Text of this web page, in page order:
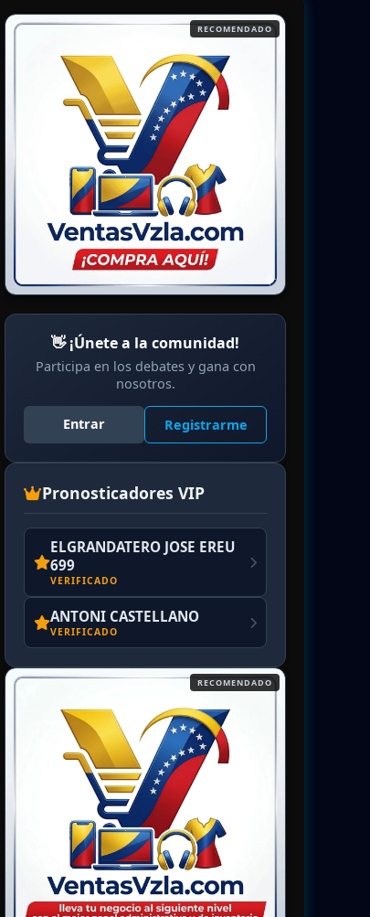
RECOMENDADO
👋 ¡Únete a la comunidad!
Participa en los debates y gana con
nosotros.
Entrar Registrarme
Pronosticadores VIP
ELGRANDATERO JOSE EREU
699
VERIFICADO
ANTONI CASTELLANO
VERIFICADO
RECOMENDADO